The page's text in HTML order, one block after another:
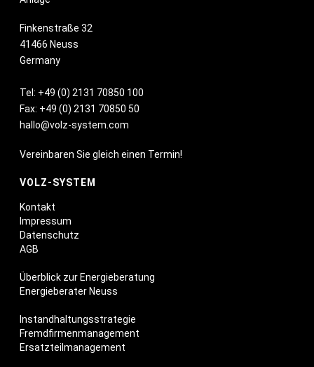
Finkenstraße 32
41466 Neuss
Germany
Tel: +49 (0) 2131 70850 100
Fax: +49 (0) 2131 70850 50
hallo@volz-system.com
Vereinbaren Sie gleich einen Termin!
VOLZ-SYSTEM
Kontakt
Impressum
Datenschutz
AGB
Überblick zur Energieberatung
Energieberater Neuss
Instandhaltungsstrategie
Fremdfirmenmanagement
Ersatzteilmanagement